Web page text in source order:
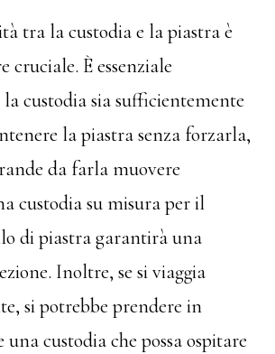
tra la custodia e la piastra è
È essenziale
la custodia sia sufficientemente
la piastra senza forzarla,
da farla muovere
custodia su misura per il
di piastra garantirà una
Inoltre, se si viaggia
si potrebbe prendere in
una custodia che possa ospitare